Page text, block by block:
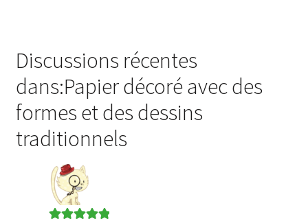
Discussions récentes
dans:Papier décoré avec des
formes et des dessins
traditionnels